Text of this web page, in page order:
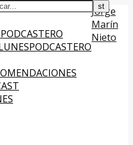
Jorge
Marín
Nieto